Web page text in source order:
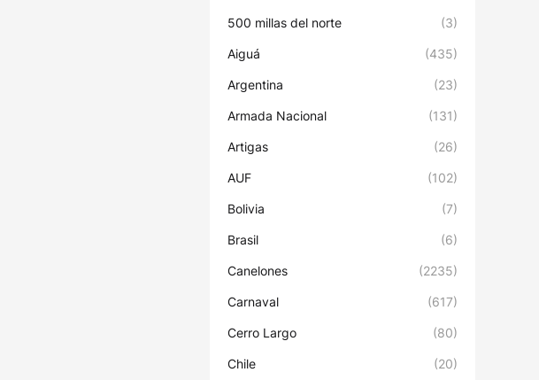
500 millas del norte (3)
Aiguá (435)
Argentina (23)
Armada Nacional (131)
Artigas (26)
AUF (102)
Bolivia (7)
Brasil (6)
Canelones (2235)
Carnaval (617)
Cerro Largo (80)
Chile (20)